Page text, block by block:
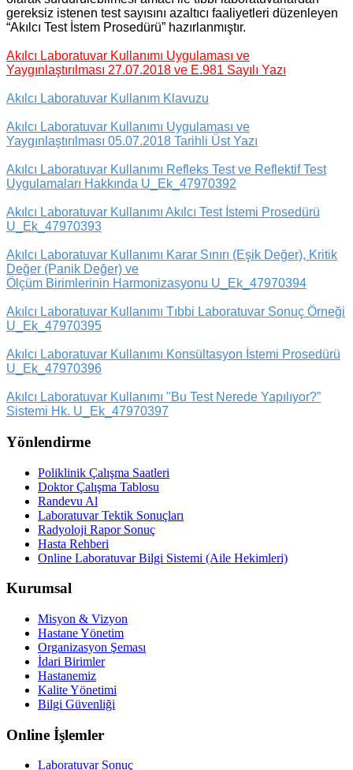
gereksiz istenen test sayısını azaltıcı faaliyetleri düzenleyen
“Akılcı Test İstem Prosedürü” hazırlanmıştır.
Akılcı Laboratuvar Kullanımı Uygulaması ve
Yaygınlaştırılması 27.07.2018 ve E.981 Sayılı Yazı
Akılcı Laboratuvar Kullanım Klavuzu
Akılcı Laboratuvar Kullanımı Uygulaması ve
Yaygınlaştırılması 05.07.2018 Tarihli Üst Yazı
Akılcı Laboratuvar Kullanımı Refleks Test ve Reflektif Test
Uygulamaları Hakkında U_Ek_47970392
Akılcı Laboratuvar Kullanımı Akılcı Test İstemi Prosedürü
U_Ek_47970393
Akılcı Laboratuvar Kullanımı Karar Sınırı (Eşik Değer), Kritik
Değer (Panik Değer) ve
Ölçüm Birimlerinin Harmonizasyonu U_Ek_47970394
Akılcı Laboratuvar Kullanımı Tıbbi Laboratuvar Sonuç Örneği
U_Ek_47970395
Akılcı Laboratuvar Kullanımı Konsültasyon İstemi Prosedürü
U_Ek_47970396
Akılcı Laboratuvar Kullanımı "Bu Test Nerede Yapılıyor?”
Sistemi Hk. U_Ek_47970397
Yönlendirme
Poliklinik Çalışma Saatleri
Doktor Çalışma Tablosu
Randevu Al
Laboratuvar Tektik Sonuçları
Radyoloji Rapor Sonuç
Hasta Rehberi
Online Laboratuvar Bilgi Sistemi (Aile Hekimleri)
Kurumsal
Misyon & Vizyon
Hastane Yönetim
Organizasyon Şeması
İdari Birimler
Hastanemiz
Kalite Yönetimi
Bilgi Güvenliği
Online İşlemler
Laboratuvar Sonuç